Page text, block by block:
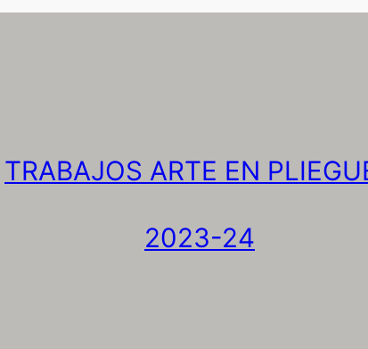
TRABAJOS ARTE EN
2023-24